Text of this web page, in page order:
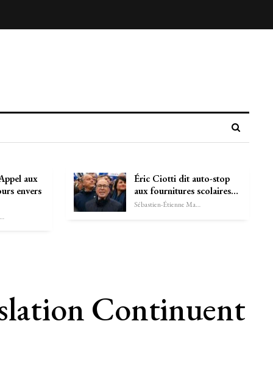
aux
envers
Sébastien-Étienne Marechal
Éric Ciotti dit auto-stop
aux fournitures scolaires…
Sébastien-Étienne Marechal
Continuent